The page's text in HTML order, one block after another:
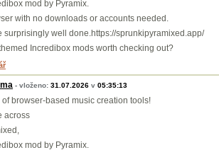
mod by Pyramix.
with no downloads or accounts needed.
surprisingly well done.https://sprunkipyramixed.app/
Incredibox mods worth checking out?
- vloženo: 31.07.2026 v 05:35:13
browser-based music creation tools!
across
mod by Pyramix.